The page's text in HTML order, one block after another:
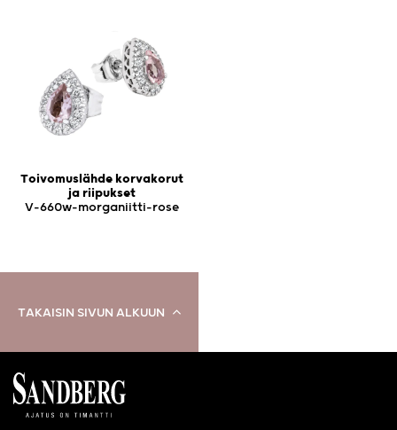
Toivomuslähde korvakorut
ja riipukset
V-660w-morganiitti-rose
TAKAISIN SIVUN ALKUUN